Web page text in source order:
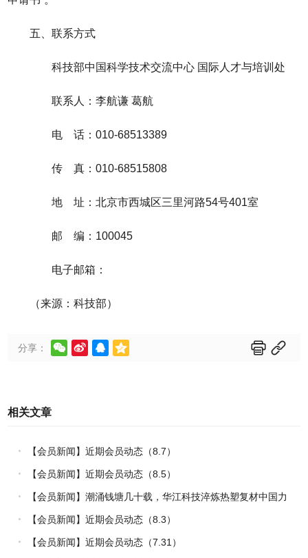
五、联系方式
科技部中国科学技术交流中心 国际人才与培训处
联系人：李航谦 葛航
电 话：010-68513389
传 真：010-68515808
地 址：北京市西城区三里河路54号401室
邮 编：100045
电子邮箱：
（来源：科技部）
分享：      
相关文章
【会员新闻】近期会员动态（8.7）
【会员新闻】近期会员动态（8.5）
【会员新闻】潮涌钱塘几十载，华江科技淬炼热塑复材中国力
量
【会员新闻】近期会员动态（8.3）
【会员新闻】近期会员动态（7.31）